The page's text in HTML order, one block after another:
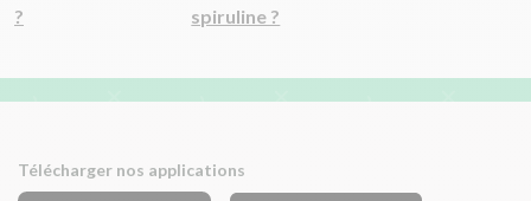
?
spiruline ?
Télécharger nos applications